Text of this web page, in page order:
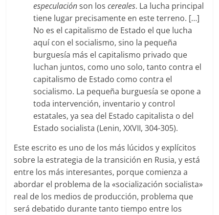
especulaciónson loscereales. La lucha principal
tiene lugar precisamente en este terreno. […]
No es el capitalismo de Estado el que lucha
aquí con el socialismo, sino la pequeña
burguesía más el capitalismo privado que
luchan juntos, como uno solo, tanto contra el
capitalismo de Estado como contra el
socialismo. La pequeña burguesía se opone a
toda intervención, inventario y control
estatales, ya sea del Estado capitalista o del
Estado socialista (Lenin, XXVII, 304-305).
Este escrito es uno de los más lúcidos y explícitos
sobre la estrategia de la transición en Rusia, y está
entre los más interesantes, porque comienza a
abordar el problema de la «socialización socialista»
real de los medios de producción, problema que
será debatido durante tanto tiempo entre los